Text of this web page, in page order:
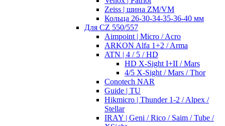
Zeiss | шина ZM/VM
Кольца 26-30-34-35-36-40 мм
Для CZ 550/557
Aimpoint | Micro / Acro
ARKON Alfa 1+2 / Arma
ATN | 4 / 5 / HD
HD X-Sight I+II / Mars
4/5 X-Sight / Mars / Thor
Conotech NAR
Guide | TU
Hikmicro | Thunder 1-2 / Alpex /
Stellar
IRAY | Geni / Rico / Saim / Tube /